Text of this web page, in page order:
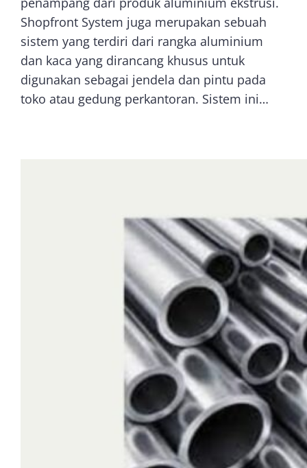
Shopfront System juga merupakan sebuah
sistem yang terdiri dari rangka aluminium
dan kaca yang dirancang khusus untuk
digunakan sebagai jendela dan pintu pada
toko atau gedung perkantoran. Sistem ini…